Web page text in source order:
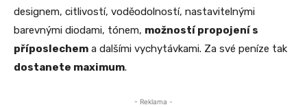
designem, citlivostí, voděodolností, nastavitelnými
barevnými diodami, tónem, možností propojení s
příposlechem a dalšími vychytávkami. Za své peníze tak
dostanete maximum.
- Reklama -